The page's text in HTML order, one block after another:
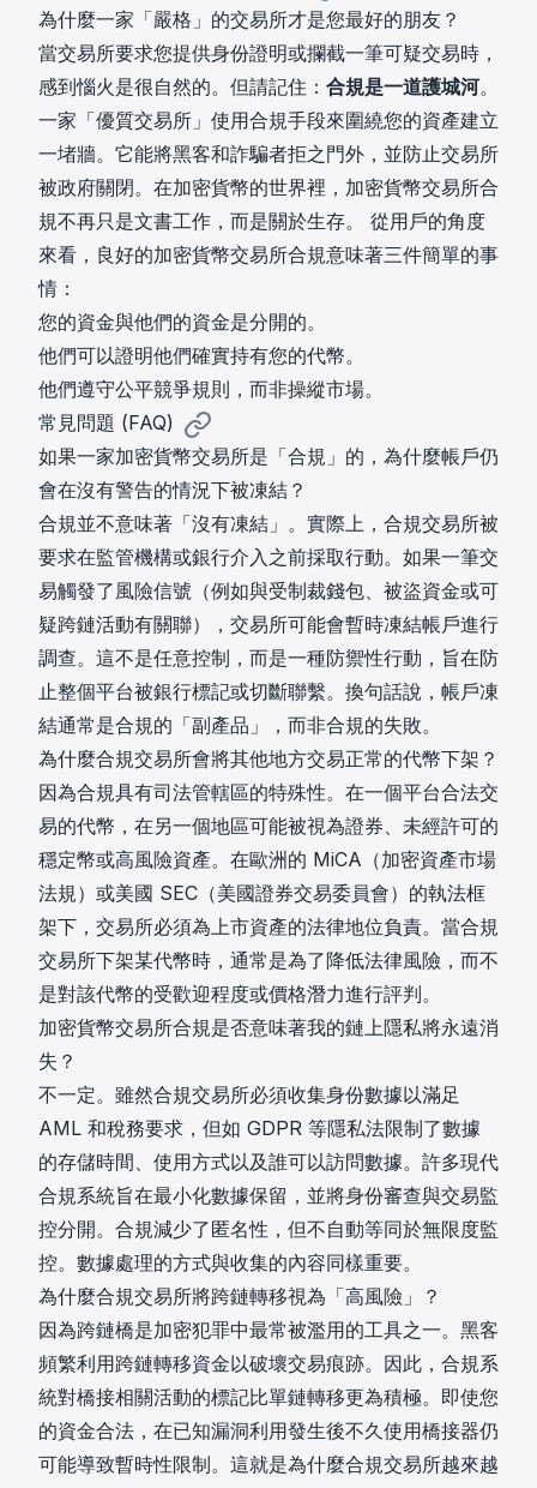
為什麼一家「嚴格」的交易所才是您最好的朋友？
當交易所要求您提供身份證明或攔截一筆可疑交易時，
感到惱火是很自然的。但請記住： 合規是一道護城河。
一家「優質交易所」使用合規手段來圍繞您的資產建立
一堵牆。它能將黑客和詐騙者拒之門外，並防止交易所
被政府關閉。在加密貨幣的世界裡，加密貨幣交易所合
規不再只是文書工作，而是關於生存。 從用戶的角度
來看，良好的加密貨幣交易所合規意味著三件簡單的事
情：
您的資金與他們的資金是分開的。
他們可以證明他們確實持有您的代幣。
他們遵守公平競爭規則，而非操縱市場。
常見問題 (FAQ)
如果一家加密貨幣交易所是「合規」的，為什麼帳戶仍
會在沒有警告的情況下被凍結？
合規並不意味著「沒有凍結」。實際上，合規交易所被
要求在監管機構或銀行介入之前採取行動。如果一筆交
易觸發了風險信號（例如與受制裁錢包、被盜資金或可
疑跨鏈活動有關聯），交易所可能會暫時凍結帳戶進行
調查。這不是任意控制，而是一種防禦性行動，旨在防
止整個平台被銀行標記或切斷聯繫。換句話說，帳戶凍
結通常是合規的「副產品」，而非合規的失敗。
為什麼合規交易所會將其他地方交易正常的代幣下架？
因為合規具有司法管轄區的特殊性。在一個平台合法交
易的代幣，在另一個地區可能被視為證券、未經許可的
穩定幣或高風險資產。在歐洲的 MiCA（加密資產市場
法規）或美國 SEC（美國證券交易委員會）的執法框
架下，交易所必須為上市資產的法律地位負責。當合規
交易所下架某代幣時，通常是為了降低法律風險，而不
是對該代幣的受歡迎程度或價格潛力進行評判。
加密貨幣交易所合規是否意味著我的鏈上隱私將永遠消
失？
不一定。雖然合規交易所必須收集身份數據以滿足
AML 和稅務要求，但如 GDPR 等隱私法限制了數據
的存儲時間、使用方式以及誰可以訪問數據。許多現代
合規系統旨在最小化數據保留，並將身份審查與交易監
控分開。合規減少了匿名性，但不自動等同於無限度監
控。數據處理的方式與收集的內容同樣重要。
為什麼合規交易所將跨鏈轉移視為「高風險」？
因為跨鏈橋是加密犯罪中最常被濫用的工具之一。黑客
頻繁利用跨鏈轉移資金以破壞交易痕跡。因此，合規系
統對橋接相關活動的標記比單鏈轉移更為積極。即使您
的資金合法，在已知漏洞利用發生後不久使用橋接器仍
可能導致暫時性限制。這就是為什麼合規交易所越來越